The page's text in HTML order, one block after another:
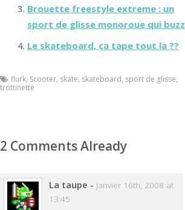
Brouette freestyle extreme : un
sport de glisse monoroue qui buzz
Le skateboard, ça tape tout la ??
flurk, Scooter, skate, skateboard, sport de glisse,
trottinette
2 Comments Already
La taupe - janvier 16th, 2008 at
13:45